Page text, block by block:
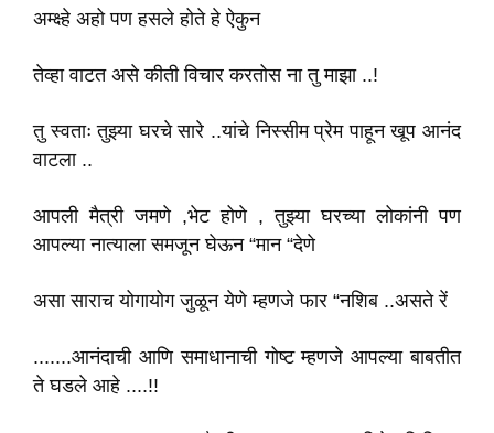
अम्क्ष्हे अहो पण हसले होते हे ऐकुन
तेव्हा वाटत असे कीती विचार करतोस ना तु माझा ..!
तु स्वताः तुझ्या घरचे सारे ..यांचे निस्सीम प्रेम पाहून खूप आनंद
वाटला ..
आपली मैत्री जमणे ,भेट होणे , तुझ्या घरच्या लोकांनी पण
आपल्या नात्याला समजून घेऊन “मान “देणे
असा साराच योगायोग जुळून येणे म्हणजे फार “नशिब ..असते रें
.......आनंदाची आणि समाधानाची गोष्ट म्हणजे आपल्या बाबतीत
ते घडले आहे ....!!